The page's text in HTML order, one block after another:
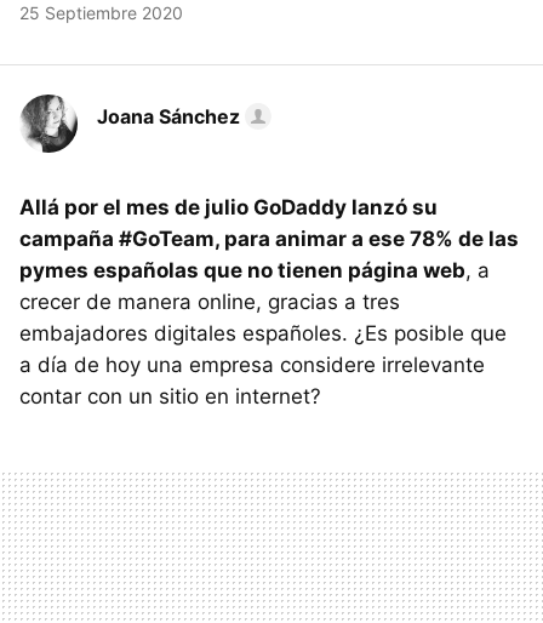
25 Septiembre 2020
Joana Sánchez
Allá por el mes de julio GoDaddy lanzó su
campaña #GoTeam, para animar a ese 78% de las
pymes españolas que no tienen página web, a
crecer de manera online, gracias a tres
embajadores digitales españoles. ¿Es posible que
a día de hoy una empresa considere irrelevante
contar con un sitio en internet?